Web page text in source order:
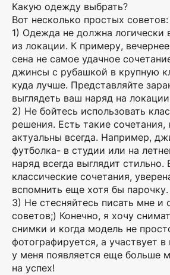
Какую одежду выбрать?
Вот несколько простых советов:
1) Одежда не должна логически
из локации. К примеру,
сена не самое удачное
джинсы с рубашкой в крупную
куда лучше. Представляйте
выглядеть ваш наряд на
2) Не бойтесь использовать
решения. Есть такие сочетания,
актуальны всегда. Например,
футболка- в студии или на
наряд всегда выглядит стильно.
классические сочетания,
вспомнить еще хотя бы парочку.
3) Не стесняйтесь писать мне и
советов;) Конечно, я хочу
снимки и когда модель не
фотографируется, а участвует в
у меня появляется еще больше
на успех!